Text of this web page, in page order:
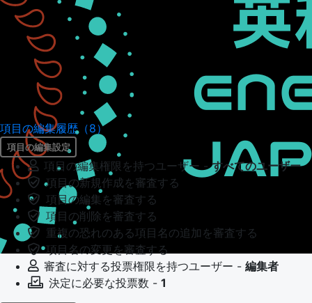
項目の編集履歴（8）
項目の編集設定
項目の編集権限を持つユーザー -すべてのユーザー
項目の新規作成を審査する
項目の編集を審査する
項目の削除を審査する
重複の恐れのある項目名の追加を審査する
項目名の変更を審査する
審査に対する投票権限を持つユーザー - 編集者
決定に必要な投票数 - 1